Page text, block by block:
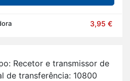
3,95 €
Re­cetor e trans­missor de
de trans­fe­rência: 10800